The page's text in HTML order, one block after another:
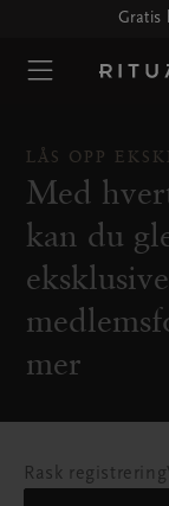
Gratis
LÅS OPP
Med
kan du
mer
Rask